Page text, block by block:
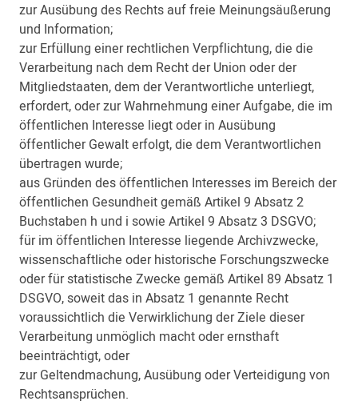
zur Ausübung des Rechts auf freie Meinungsäußerung
und Information;
zur Erfüllung einer rechtlichen Verpflichtung, die die
Verarbeitung nach dem Recht der Union oder der
Mitgliedstaaten, dem der Verantwortliche unterliegt,
erfordert, oder zur Wahrnehmung einer Aufgabe, die im
öffentlichen Interesse liegt oder in Ausübung
öffentlicher Gewalt erfolgt, die dem Verantwortlichen
übertragen wurde;
aus Gründen des öffentlichen Interesses im Bereich der
öffentlichen Gesundheit gemäß Artikel 9 Absatz 2
Buchstaben h und i sowie Artikel 9 Absatz 3 DSGVO;
für im öffentlichen Interesse liegende Archivzwecke,
wissenschaftliche oder historische Forschungszwecke
oder für statistische Zwecke gemäß Artikel 89 Absatz 1
DSGVO, soweit das in Absatz 1 genannte Recht
voraussichtlich die Verwirklichung der Ziele dieser
Verarbeitung unmöglich macht oder ernsthaft
beeinträchtigt, oder
zur Geltendmachung, Ausübung oder Verteidigung von
Rechtsansprüchen.